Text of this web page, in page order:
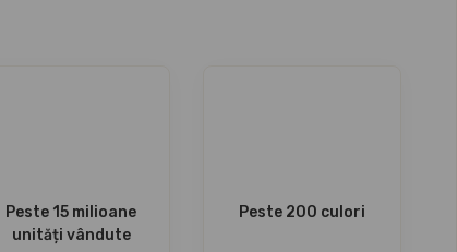
Peste 15 milioane
unități vândute
Peste 200 culori